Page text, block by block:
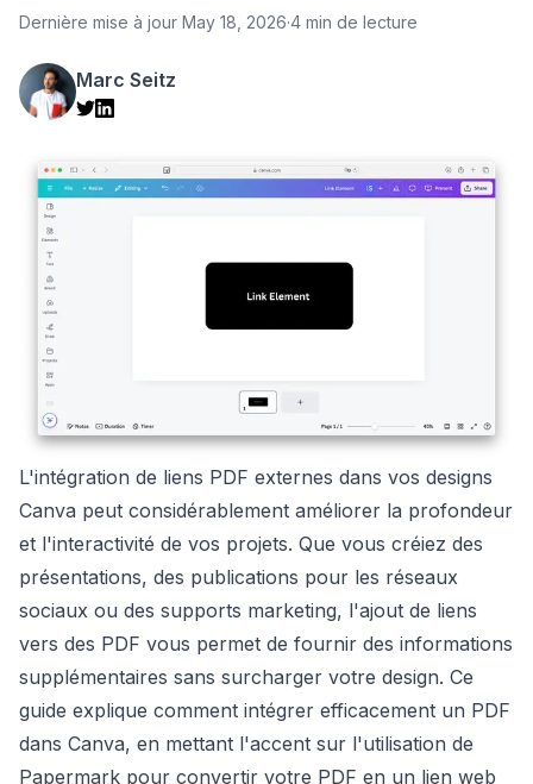
Dernière mise à jour May 18, 2026·4 min de lecture
Marc Seitz
L'intégration de liens PDF externes dans vos designs
Canva peut considérablement améliorer la profondeur
et l'interactivité de vos projets. Que vous créiez des
présentations, des publications pour les réseaux
sociaux ou des supports marketing, l'ajout de liens
vers des PDF vous permet de fournir des informations
supplémentaires sans surcharger votre design. Ce
guide explique comment intégrer efficacement un PDF
dans Canva, en mettant l'accent sur l'utilisation de
Papermark pour convertir votre PDF en un lien web